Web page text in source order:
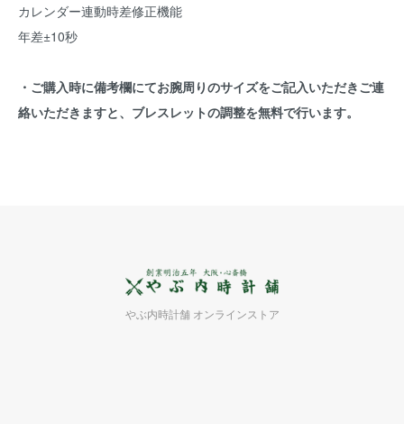
カレンダー連動時差修正機能
年差±10秒
・ご購入時に備考欄にてお腕周りのサイズをご記入いただきご連
絡いただきますと、ブレスレットの調整を無料で行います。
やぶ内時計舗 オンラインストア